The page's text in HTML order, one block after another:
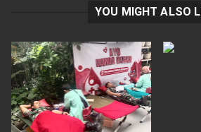
YOU MIGHT ALSO